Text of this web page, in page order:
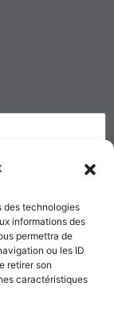
des technologies
informations des
permettra de
ou les ID
retirer son
caractéristiques